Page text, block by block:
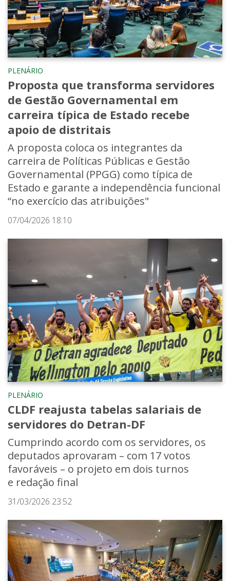
PLENÁRIO
Proposta que transforma servidores
de Gestão Governamental em
carreira típica de Estado recebe
apoio de distritais
A proposta coloca os integrantes da
carreira de Políticas Públicas e Gestão
Governamental (PPGG) como típica de
Estado e garante a independência funcional
“no exercício das atribuições"
07/04/2026 18:10
PLENÁRIO
CLDF reajusta tabelas salariais de
servidores do Detran-DF
Cumprindo acordo com os servidores, os
deputados aprovaram – com 17 votos
favoráveis – o projeto em dois turnos
e redação final
31/03/2026 23:52